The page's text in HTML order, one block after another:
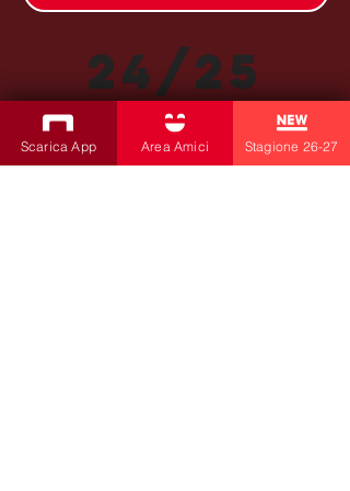
24/25
SUBSCRIBE TO THE NEWSLETTER
Scarica App Area Amici Stagione 26-27